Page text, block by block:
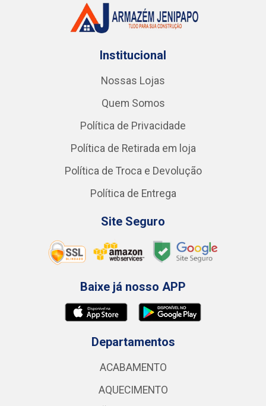
Institucional
Nossas Lojas
Quem Somos
Política de Privacidade
Política de Retirada em loja
Política de Troca e Devolução
Política de Entrega
Site Seguro
Baixe já nosso APP
Departamentos
ACABAMENTO
AQUECIMENTO